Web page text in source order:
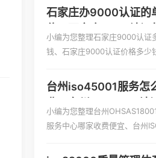
服务资质哪家便宜、安全运维服
质认证哪家效率高、信息系统安
成服务资质认证的申请书相关
认证知识，详情可查看下方正文
石家庄办9000认证的
司
小编为您整理石家庄9000认证
钱、石家庄9000认证价格多少
00认证价格贵吗、石家庄9000
用大概多钱相关iso体系认证知
情可查看下方正文！
台州iso45001服务怎
务怎么收费
小编为您整理台州
服务中心哪家收费便宜、台州
E认证,台州机械机电CE认证、